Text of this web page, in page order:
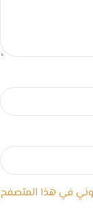
في هذا المتصفح